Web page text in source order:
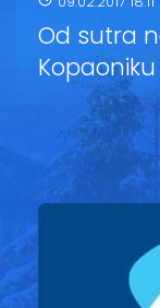
Od sutra
Kopaoniku